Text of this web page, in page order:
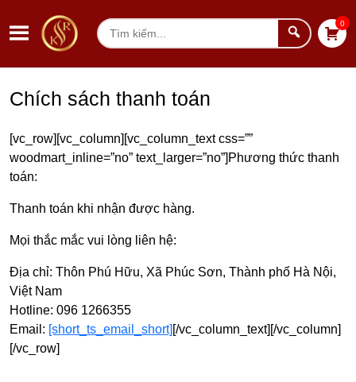
Tìm
0
Chích sách thanh toán
[vc_row][vc_column][vc_column_text css=””
woodmart_inline=”no” text_larger=”no”]Phương thức thanh
toán:
Thanh toán khi nhận được hàng.
Mọi thắc mắc vui lòng liên hệ:
Địa chỉ: Thôn Phú Hữu, Xã Phúc Sơn, Thành phố Hà Nội,
Việt Nam
Hotline: 096 1266355
Email: [short_ts_email_short] [/vc_column_text][/vc_column]
[/vc_row]